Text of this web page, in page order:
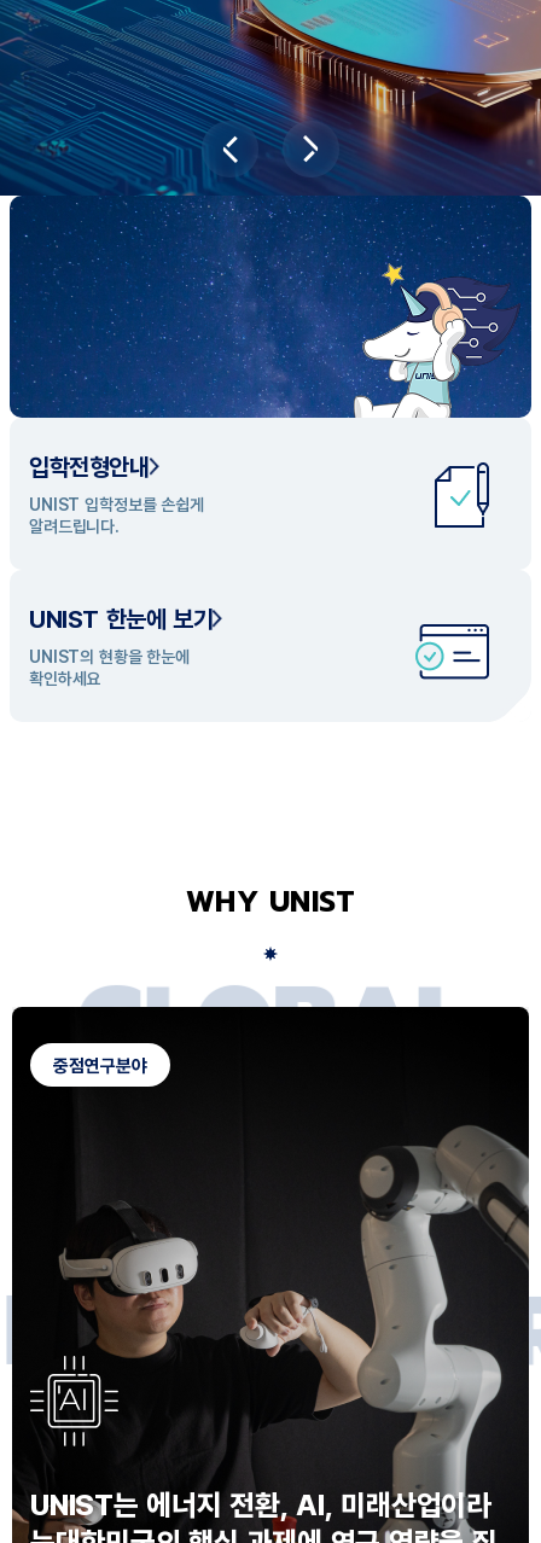
새내기학부에서
전공탐색 프로그램을 통해 나에게 맞는 최
적의 전공을 찾아보세요.
전공탐색 가이드 바로가기
UNIST 학과 소개
UNIST의 개성있는 학과들을
탐색해 보세요
입학전형안내
UNIST 입학정보를 손쉽게
알려드립니다.
UNIST 한눈에 보기
UNIST의 현황을 한눈에
확인하세요
WHY UNIST
GLOBAL
CA S
R
FU TU RE
NNOVATO
S
중점연구분야
UNIST는 에너지 전환, AI, 미래산업이라